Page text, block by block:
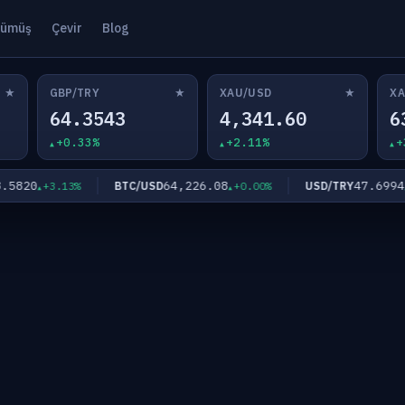
Çevir Blog
★ GBP/TRY ★
64.3543
+0.33%
XAU/USD ★
4,341.60
+2.11%
+3.13% BTC/USD64,226.08 +0.00% USD/TRY47.6994